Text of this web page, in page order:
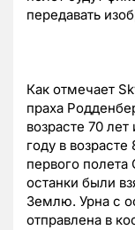
передавать
Как отмечает
праха
возрасте 70
году в
первого полета
останки были
Землю. Урна с
отправлена в